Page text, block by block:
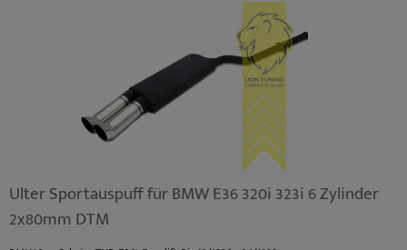
Ulter Sportauspuff für BMW E36 320i 323i 6 Zylinder
2x80mm DTM